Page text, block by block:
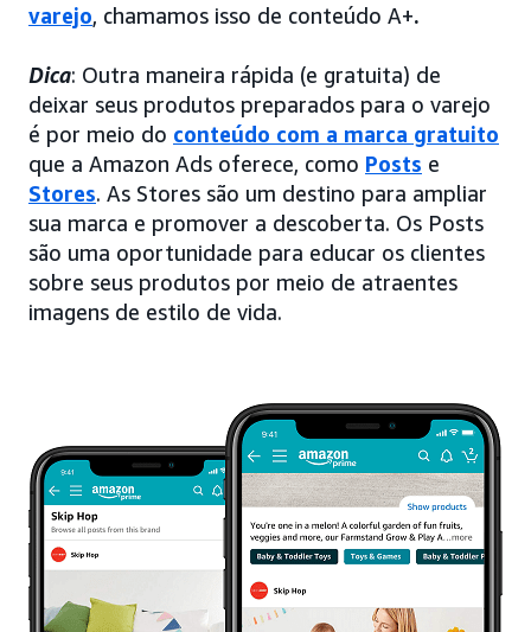
varejo, chamamos isso de conteúdo A+.
Dica: Outra maneira rápida (e gratuita) de
deixar seus produtos preparados para o varejo
é por meio do conteúdo com a marca gratuito
que a Amazon Ads oferece, como Posts e
Stores. As Stores são um destino para ampliar
sua marca e promover a descoberta. Os Posts
são uma oportunidade para educar os clientes
sobre seus produtos por meio de atraentes
imagens de estilo de vida.